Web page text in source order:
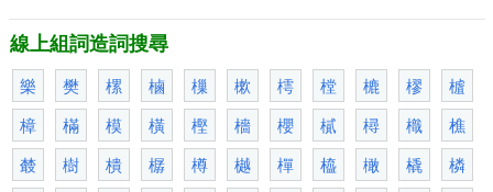
線上組詞造詞搜尋
樂
樊 樏 樐 樔 樕 樗 樘 樚 樛
樝
樟
樠 模 橫 樫 檣 櫻 樲 樳 樴
樵
樷
樹 樻 樼 樽 樾 樿 橀 橄 橇
橉